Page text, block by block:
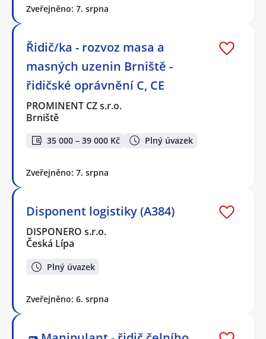
Zveřejněno: 7. srpna
Řidič/ka - rozvoz masa a
masných uzenin Brniště -
řidičské oprávnění C, CE
PROMINENT CZ s.r.o.
Brniště
35 000 – 39 000 Kč Plný úvazek
Zveřejněno: 7. srpna
Disponent logistiky (A384)
DISPONERO s.r.o.
Česká Lípa
Plný úvazek
Zveřejněno: 6. srpna